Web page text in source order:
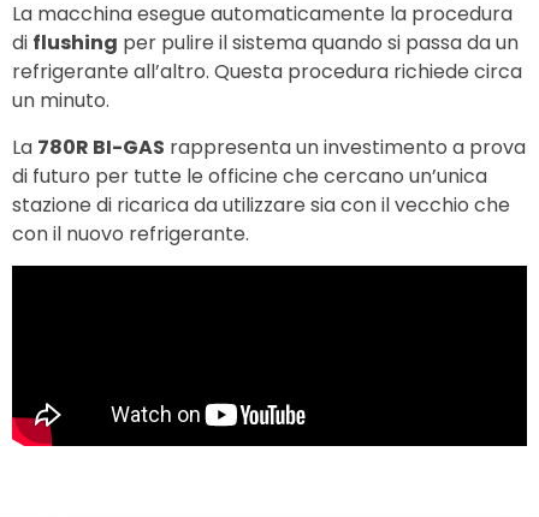
La macchina esegue automaticamente la procedura
di flushing per pulire il sistema quando si passa da un
refrigerante all’altro. Questa procedura richiede circa
un minuto.
La 780R BI-GAS rappresenta un investimento a prova
di futuro per tutte le officine che cercano un’unica
stazione di ricarica da utilizzare sia con il vecchio che
con il nuovo refrigerante.